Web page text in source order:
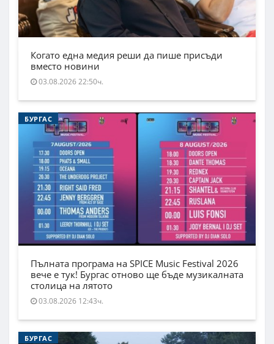
Когато една медия реши да пише присъди
вместо новини
03.08.2026 22:50ч.
БУРГАС
Пълната програма на SPICE Music Festival 2026
вече е тук! Бургас отново ще бъде музикалната
столица на лятото
03.08.2026 12:43ч.
БУРГАС